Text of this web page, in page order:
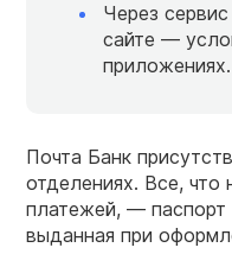
Через
сайте —
приложениях.
Почта Банк
отделениях. Все, что
платежей, — паспорт
выданная при